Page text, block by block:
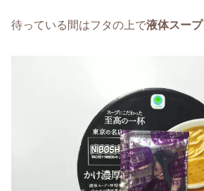
待っている間はフタの上で液体スープ